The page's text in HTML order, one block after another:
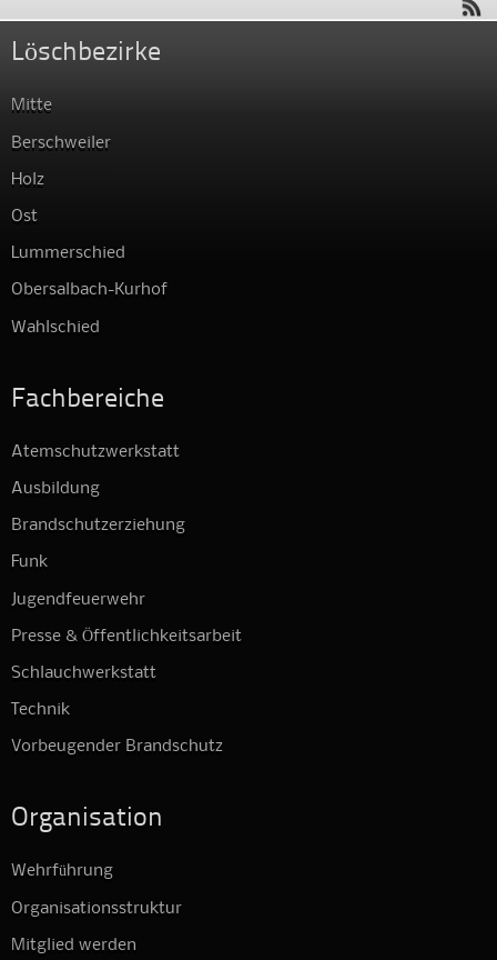
Löschbezirke
Mitte
Berschweiler
Holz
Ost
Lummerschied
Obersalbach-Kurhof
Wahlschied
Fachbereiche
Atemschutzwerkstatt
Ausbildung
Brandschutzerziehung
Funk
Jugendfeuerwehr
Presse & Öffentlichkeitsarbeit
Schlauchwerkstatt
Technik
Vorbeugender Brandschutz
Organisation
Wehrführung
Organisationsstruktur
Mitglied werden